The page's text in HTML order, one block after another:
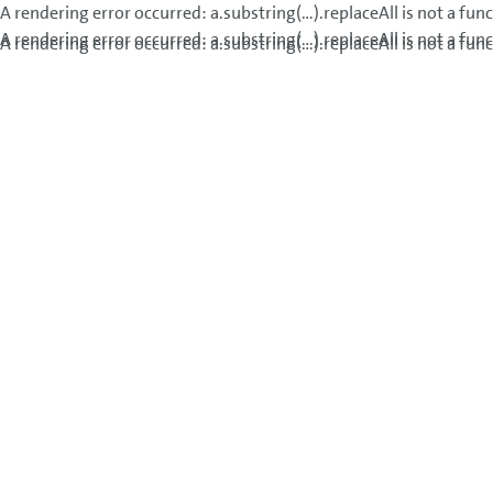
A rendering error occurred:a.substring(...).replaceAll is not a
A rendering error occurred:a.substring(...).replaceAll is not a
A rendering error occurred:a.substring(...).replaceAll is not a